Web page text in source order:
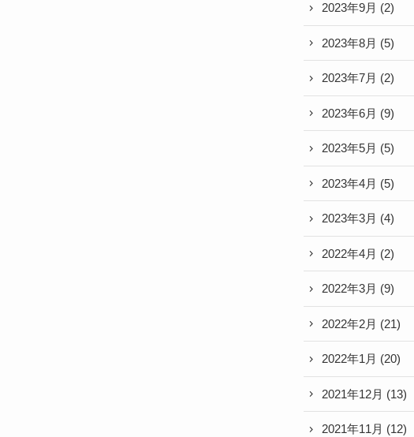
2023年9月 (2)
2023年8月 (5)
2023年7月 (2)
2023年6月 (9)
2023年5月 (5)
2023年4月 (5)
2023年3月 (4)
2022年4月 (2)
2022年3月 (9)
2022年2月 (21)
2022年1月 (20)
2021年12月 (13)
2021年11月 (12)